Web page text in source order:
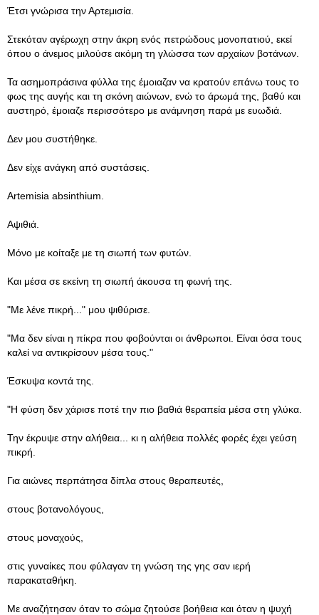
Έτσι γνώρισα την Αρτεμισία.
Στεκόταν αγέρωχη στην άκρη ενός πετρώδους μονοπατιού, εκεί
όπου ο άνεμος μιλούσε ακόμη τη γλώσσα των αρχαίων βοτάνων.
Τα ασημοπράσινα φύλλα της έμοιαζαν να κρατούν επάνω τους το
φως της αυγής και τη σκόνη αιώνων, ενώ το άρωμά της, βαθύ και
αυστηρό, έμοιαζε περισσότερο με ανάμνηση παρά με ευωδιά.
Δεν μου συστήθηκε.
Δεν είχε ανάγκη από συστάσεις.
Artemisia absinthium.
Αψιθιά.
Μόνο με κοίταξε με τη σιωπή των φυτών.
Και μέσα σε εκείνη τη σιωπή άκουσα τη φωνή της.
"Με λένε πικρή..." μου ψιθύρισε.
"Μα δεν είναι η πίκρα που φοβούνται οι άνθρωποι. Είναι όσα τους
καλεί να αντικρίσουν μέσα τους."
Έσκυψα κοντά της.
"Η φύση δεν χάρισε ποτέ την πιο βαθιά θεραπεία μέσα στη γλύκα.
Την έκρυψε στην αλήθεια... κι η αλήθεια πολλές φορές έχει γεύση
πικρή.
Για αιώνες περπάτησα δίπλα στους θεραπευτές,
στους βοτανολόγους,
στους μοναχούς,
στις γυναίκες που φύλαγαν τη γνώση της γης σαν ιερή
παρακαταθήκη.
Με αναζήτησαν όταν το σώμα ζητούσε βοήθεια και όταν η ψυχή